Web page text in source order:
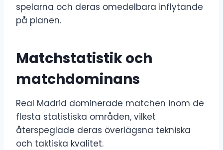
spelarna och deras omedelbara inflytande
på planen.
Matchstatistik och
matchdominans
Real Madrid dominerade matchen inom de
flesta statistiska områden, vilket
återspeglade deras överlägsna tekniska
och taktiska kvalitet.